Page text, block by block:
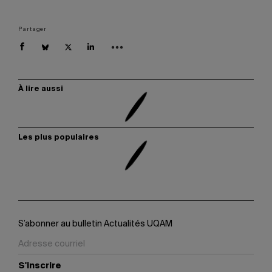
Partager
À lire aussi
Les plus populaires
S’abonner au bulletin Actualités UQAM
S'inscrire